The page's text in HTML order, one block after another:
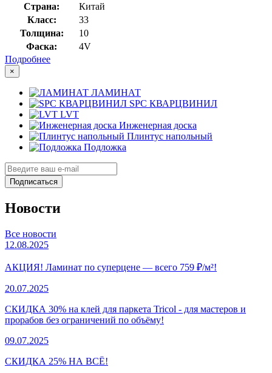
Страна:
Китай
Класс:
33
Толщина:
10
Фаска:
4V
Подробнее
×
ЛАМИНАТ
SPC КВАРЦВИНИЛ
LVT
Инженерная доска
Плинтус напольный
Подложка
Подписаться
Новости
Все новости
12.08.2025
АКЦИЯ! Ламинат по суперцене — всего 759 ₽/м²!
20.07.2025
СКИДКА 30% на клей для паркета Tricol - для мастеров и
прорабов без ограничений по объёму!
09.07.2025
СКИДКА 25% НА ВСЁ!